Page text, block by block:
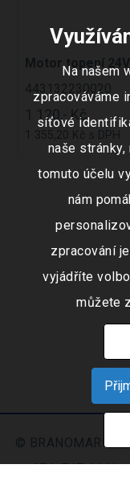
Motor topení
443132230020
1 120,- Kč
1 355,20 Kč s DPH
©
674, 747 41
Na našem
zpracováváme
síťové
naše
tomuto účelu
nám
zpracování
vyjádříte
můžete